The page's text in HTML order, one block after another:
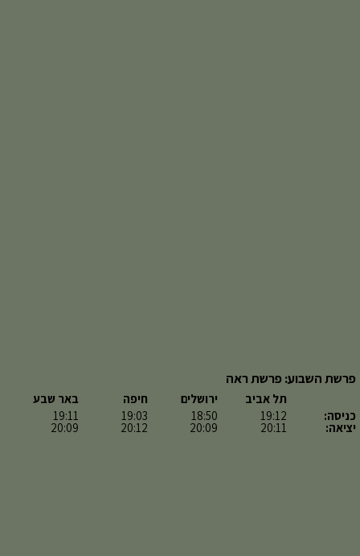
פרשת השבוע: פרשת ראה
כניסה:
יציאה:
תל אביב
19:12
20:11
ירושלים
18:50
20:09
חיפה
19:03
20:12
באר שבע
19:11
20:09